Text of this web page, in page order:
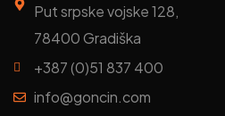
Put srpske vojske 128,
78400 Gradiška
+387 (0)51 837 400
info@goncin.com